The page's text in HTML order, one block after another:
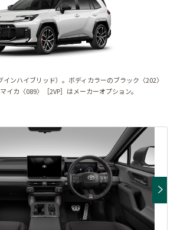
インハイブリッド）。ボディカラーのブラック〈202〉
カ〈089〉［2VP］はメーカーオプション。